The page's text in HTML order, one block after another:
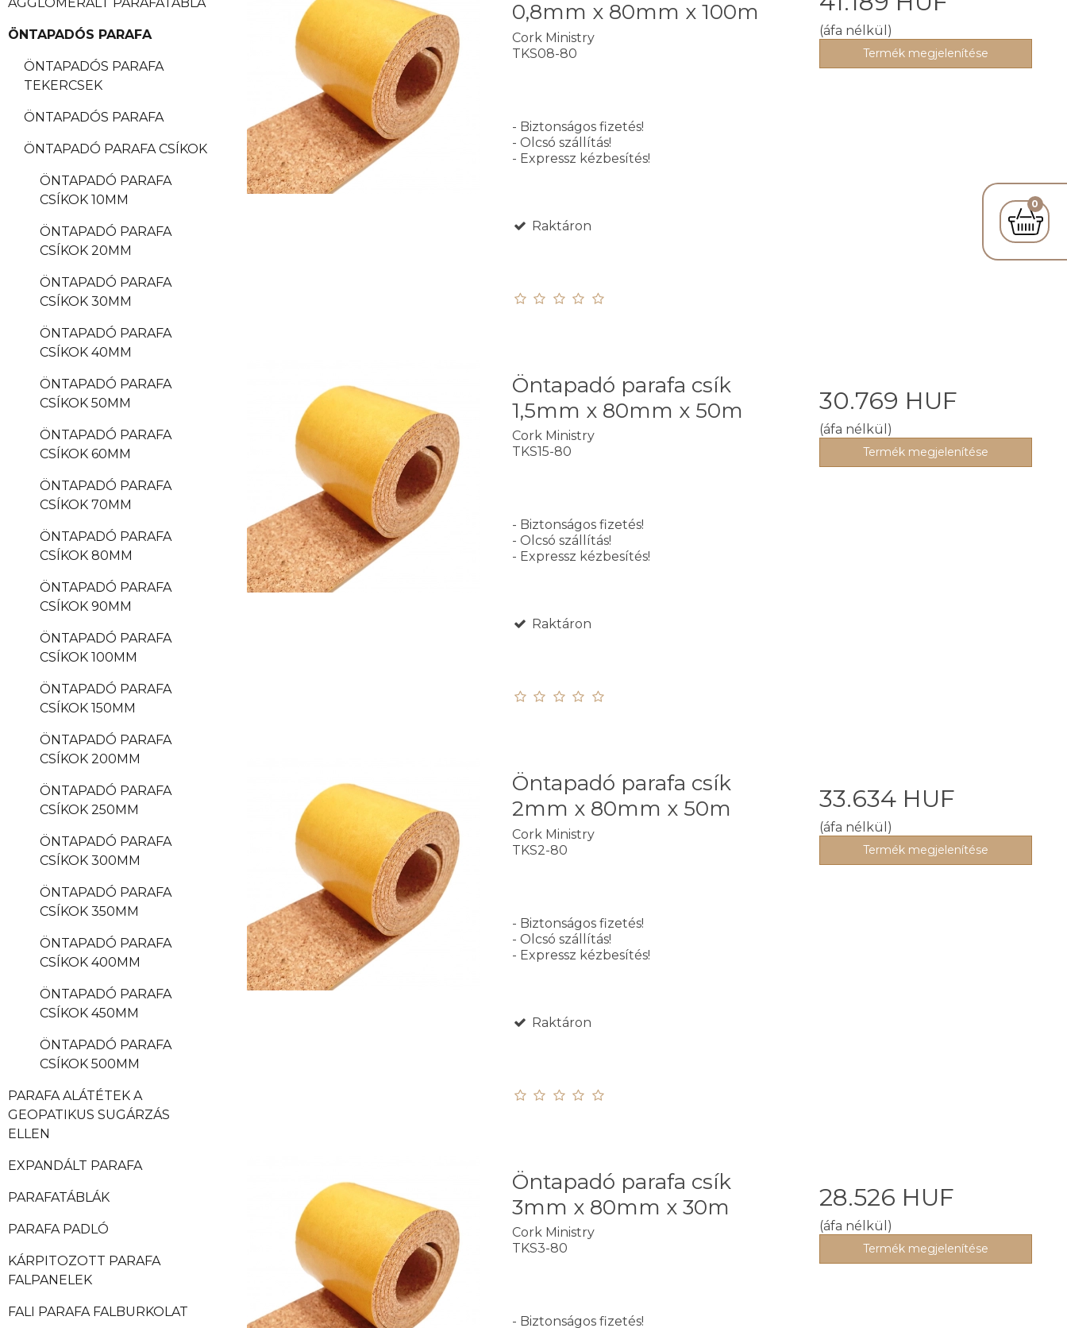
0
AGGLOMERÁLT PARAFATÁBLA
ÖNTAPADÓS PARAFA
ÖNTAPADÓS PARAFA
TEKERCSEK
ÖNTAPADÓS PARAFA
ÖNTAPADÓ PARAFA CSÍKOK
ÖNTAPADÓ PARAFA
CSÍKOK 10MM
ÖNTAPADÓ PARAFA
CSÍKOK 20MM
ÖNTAPADÓ PARAFA
CSÍKOK 30MM
ÖNTAPADÓ PARAFA
CSÍKOK 40MM
ÖNTAPADÓ PARAFA
CSÍKOK 50MM
ÖNTAPADÓ PARAFA
CSÍKOK 60MM
ÖNTAPADÓ PARAFA
CSÍKOK 70MM
ÖNTAPADÓ PARAFA
CSÍKOK 80MM
ÖNTAPADÓ PARAFA
CSÍKOK 90MM
ÖNTAPADÓ PARAFA
CSÍKOK 100MM
ÖNTAPADÓ PARAFA
CSÍKOK 150MM
ÖNTAPADÓ PARAFA
CSÍKOK 200MM
ÖNTAPADÓ PARAFA
CSÍKOK 250MM
ÖNTAPADÓ PARAFA
CSÍKOK 300MM
ÖNTAPADÓ PARAFA
CSÍKOK 350MM
ÖNTAPADÓ PARAFA
CSÍKOK 400MM
ÖNTAPADÓ PARAFA
CSÍKOK 450MM
ÖNTAPADÓ PARAFA
CSÍKOK 500MM
PARAFA ALÁTÉTEK A
GEOPATIKUS SUGÁRZÁS
ELLEN
EXPANDÁLT PARAFA
PARAFATÁBLÁK
PARAFA PADLÓ
KÁRPITOZOTT PARAFA
FALPANELEK
FALI PARAFA FALBURKOLAT
0,8mm x 80mm x 100m
Cork Ministry
TKS08-80
- Biztonságos fizetés!
- Olcsó szállítás!
- Expressz kézbesítés!
Raktáron
(áfa nélkül)
Termék megjelenítése
Öntapadó parafa csík
1,5mm x 80mm x 50m
Cork Ministry
TKS15-80
- Biztonságos fizetés!
- Olcsó szállítás!
- Expressz kézbesítés!
Raktáron
30.769 HUF
(áfa nélkül)
Termék megjelenítése
Öntapadó parafa csík
2mm x 80mm x 50m
Cork Ministry
TKS2-80
- Biztonságos fizetés!
- Olcsó szállítás!
- Expressz kézbesítés!
Raktáron
33.634 HUF
(áfa nélkül)
Termék megjelenítése
Öntapadó parafa csík
3mm x 80mm x 30m
Cork Ministry
TKS3-80
- Biztonságos fizetés!
28.526 HUF
(áfa nélkül)
Termék megjelenítése